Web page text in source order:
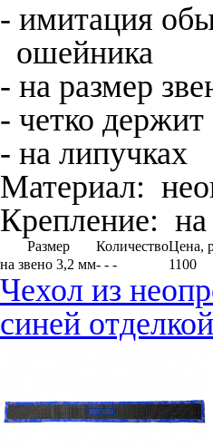
- имитация
ошейника
- на размер
- четко
- на липучках
Материал:
Крепление:
Размер КоличествоЦена,
на звено 3,2 мм- - - 1100
Чехол из
синей отделкой